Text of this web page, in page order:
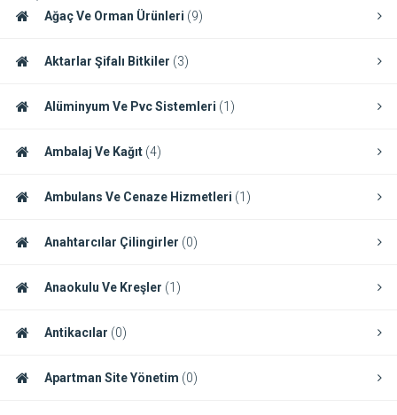
Ağaç Ve Orman Ürünleri (9)
Aktarlar Şifalı Bitkiler (3)
Alüminyum Ve Pvc Sistemleri (1)
Ambalaj Ve Kağıt (4)
Ambulans Ve Cenaze Hizmetleri (1)
Anahtarcılar Çilingirler (0)
Anaokulu Ve Kreşler (1)
Antikacılar (0)
Apartman Site Yönetim (0)